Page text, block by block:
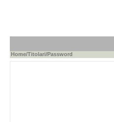
Home/Titolari/Password